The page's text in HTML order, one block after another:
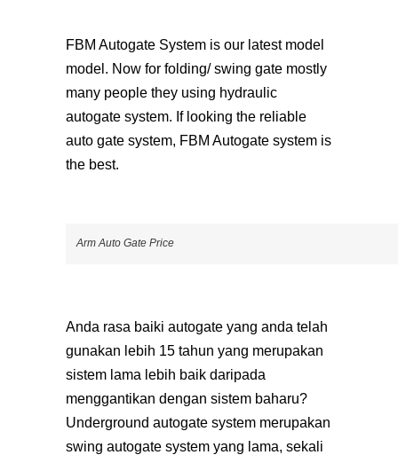
FBM Autogate System is our latest model
model. Now for folding/ swing gate mostly
many people they using hydraulic
autogate system. If looking the reliable
auto gate system, FBM Autogate system is
the best.
Arm Auto Gate Price
Anda rasa baiki autogate yang anda telah
gunakan lebih 15 tahun yang merupakan
sistem lama lebih baik daripada
menggantikan dengan sistem baharu?
Underground autogate system merupakan
swing autogate system yang lama, sekali